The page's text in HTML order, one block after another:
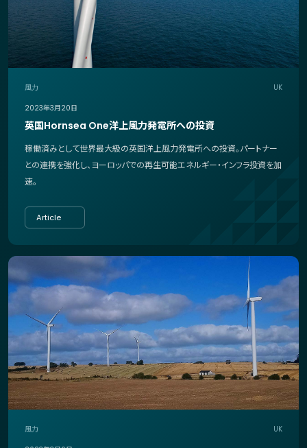
風力
UK
2023年3月20日
英国Hornsea One洋上風力発電所への投資
稼働済みとして世界最大級の英国洋上風力発電所への投資。パートナー
との連携を強化し、ヨーロッパでの再生可能エネルギー・インフラ投資を加
速。
Article
風力
UK